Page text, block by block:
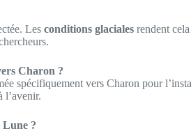
Les conditions glaciales rendent
Charon ?
spécifiquement vers Charon pour
l’avenir.
Lune ?